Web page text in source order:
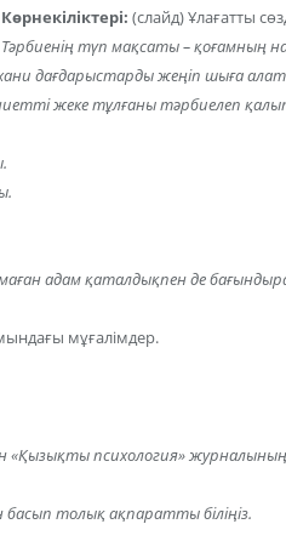
Көрнекіліктері: (слайд) Ұлағатты
Тәрбиенің түп мақсаты – қоғамның
дағдарыстарды жеңіп шыға
жеке тұлғаны тәрбиелеп
адам қаталдықпен де
мұғалімдер.
психология»
басып толық ақпаратты біліңіз.